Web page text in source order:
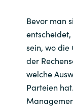
Bevor man
sein, wo die
der
welche
Parteien